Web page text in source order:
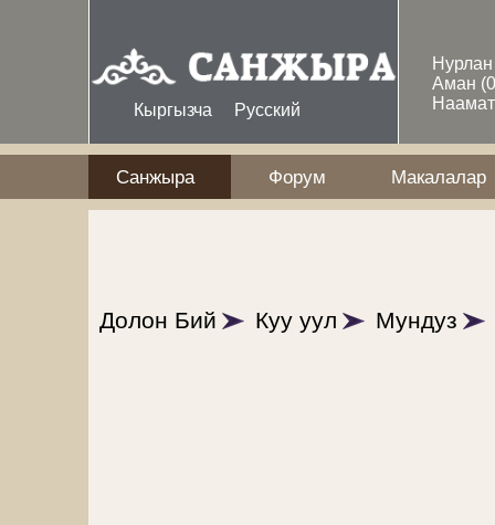
Кыргызча Русский
Аман
Санжыра Форум Макалалар
Долон Бий Куу уул Мундуз